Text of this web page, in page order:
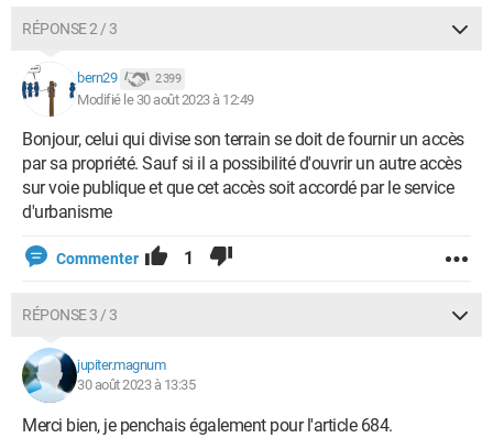
RÉPONSE 2 / 3
bern29 2 399
Modifié le 30 août 2023 à 12:49
Bonjour, celui qui divise son terrain se doit de fournir un accès
par sa propriété. Sauf si il a possibilité d'ouvrir un autre accès
sur voie publique et que cet accès soit accordé par le service
d'urbanisme
Commenter 1
RÉPONSE 3 / 3
jupiter.magnum
30 août 2023 à 13:35
Merci bien, je penchais également pour l'article 684.